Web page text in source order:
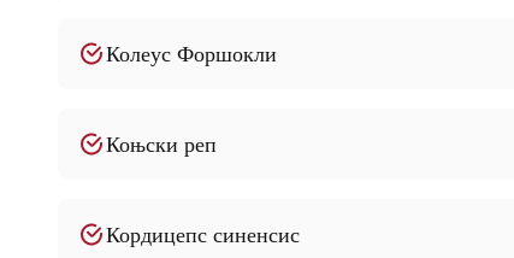
Колеус Форшокли
Коњски реп
Кордицепс синенсис